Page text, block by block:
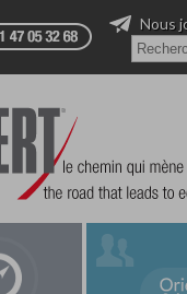
Nous